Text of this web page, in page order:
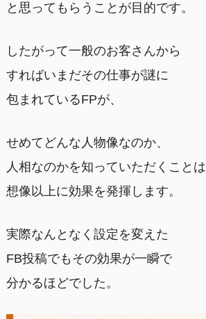
と思ってもらうことが目的です。
したがって一般のお客さんから
すればいまだその仕事が謎に
包まれているFPが、
せめてどんな人物像なのか、
人相なのかを知っていただくことは
想像以上に効果を発揮します。
実際なんとなく設定を変えた
FB投稿でもその効果が一瞬で
分かるほどでした。